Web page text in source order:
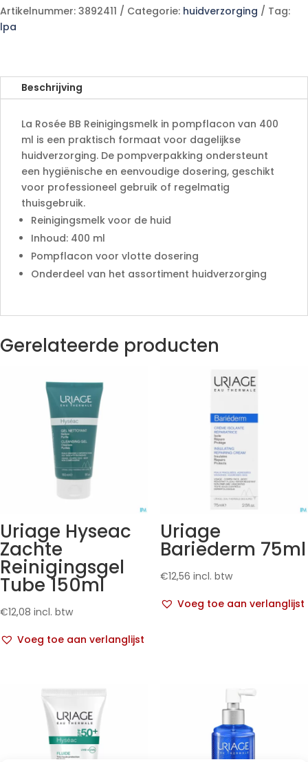
r
n
e
Artikelnummer: 3892411 Categorie: huidverzorging
Tag:
lpa
Beschrijving
La Rosée BB Reinigingsmelk in pompflacon van 400
ml is een praktisch formaat voor dagelijkse
huidverzorging. De pompverpakking ondersteunt
een hygiënische en eenvoudige dosering, geschikt
voor professioneel gebruik of regelmatig
thuisgebruik.
Reinigingsmelk voor de huid
Inhoud: 400 ml
Pompflacon voor vlotte dosering
Onderdeel van het assortiment huidverzorging
Gerelateerde producten
Uriage Hyseac
Zachte
Reinigingsgel
Tube 150ml
€12,08 incl. btw
Voeg toe aan verlanglijst
Uriage
Bariederm 75ml
€12,56 incl. btw
Voeg toe aan verlanglijst